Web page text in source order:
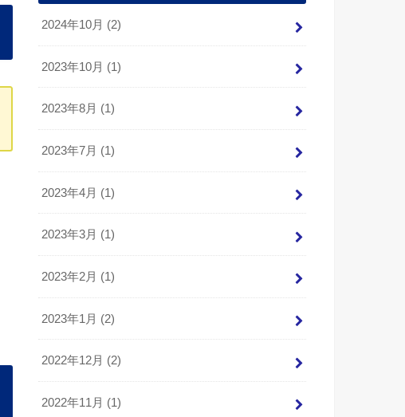
2024年10月 (2)
2023年10月 (1)
2023年8月 (1)
2023年7月 (1)
2023年4月 (1)
2023年3月 (1)
2023年2月 (1)
2023年1月 (2)
2022年12月 (2)
2022年11月 (1)